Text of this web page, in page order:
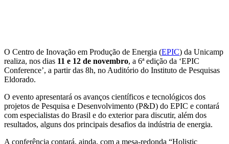
O Centro de Inovação em Produção de Energia (EPIC) da Unicamp
realiza, nos dias 11 e 12 de novembro, a 6ª edição da ‘EPIC
Conference’, a partir das 8h, no Auditório do Instituto de Pesquisas
Eldorado.
O evento apresentará os avanços científicos e tecnológicos dos
projetos de Pesquisa e Desenvolvimento (P&D) do EPIC e contará
com especialistas do Brasil e do exterior para discutir, além dos
resultados, alguns dos principais desafios da indústria de energia.
A conferência contará, ainda, com a mesa-redonda “Holistic